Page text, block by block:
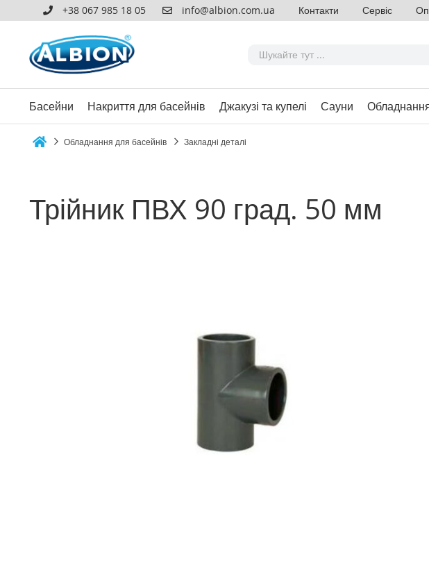
+38 067 985 18 05 info@albion.com.ua Контакти Сервіс
Басейни Накриття для басейнів Джакузі та купелі Сауни
Обладнання для басейнів Закладні деталі
Трійник ПВХ 90 град. 50 мм